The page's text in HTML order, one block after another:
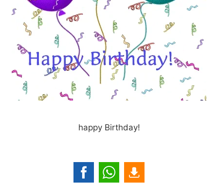
happy Birthday!